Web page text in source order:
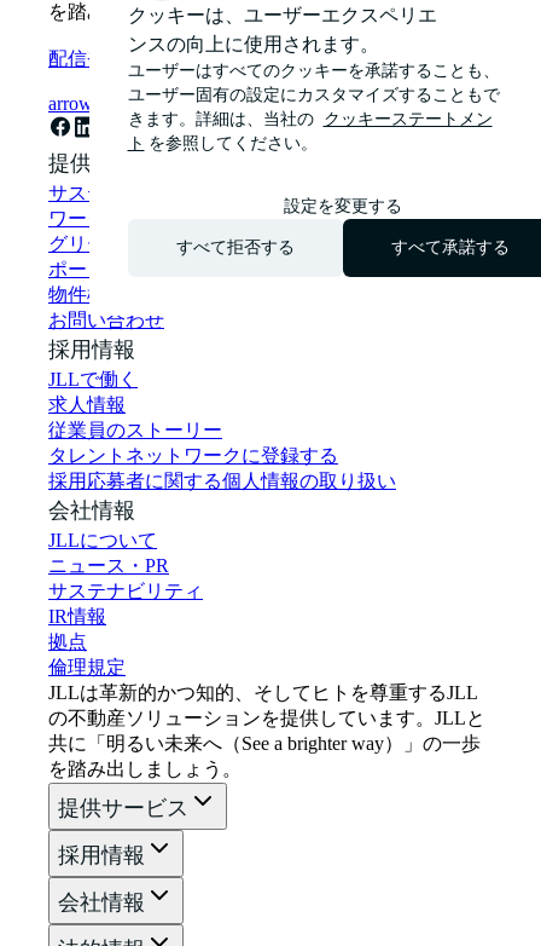
を踏み出しましょう。
配信登録
arrow_forward
提供サービス
サステナビリティ・ソリューション
ワークプレイス・コンサルティング
グリーンビルディング・グリーンリース
ポートフォリオマネジメント
物件検索
お問い合わせ
採用情報
JLLで働く
求人情報
従業員のストーリー
タレントネットワークに登録する
採用応募者に関する個人情報の取り扱い
会社情報
JLLについて
ニュース・PR
サステナビリティ
IR情報
拠点
倫理規定
JLLは革新的かつ知的、そしてヒトを尊重するJLL
の不動産ソリューションを提供しています。JLLと
共に「明るい未来へ（See a brighter way）」の一歩
を踏み出しましょう。
提供サービス
採用情報
会社情報
クッキーは、ユーザーエクスペリエ
ンスの向上に使用されます。
ユーザーはすべてのクッキーを承諾することも、
ユーザー固有の設定にカスタマイズすることもで
きます。詳細は、当社の クッキーステートメン
ト を参照してください。
設定を変更する
すべて拒否する
すべて承諾する